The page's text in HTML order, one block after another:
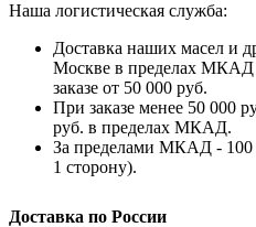
Наша логистическая служба:
Доставка наших масел и
Москве в пределах МКАД
заказе от 50 000 руб.
При заказе менее 50 000
руб. в пределах МКАД.
За пределами МКАД - 100
1 сторону).
Доставка по России